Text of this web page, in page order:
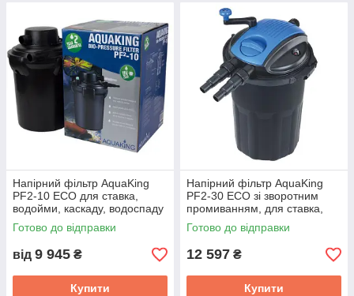
Напірний фільтр AquaKing
PF2-10 ECO для ставка,
водойми, каскаду, водоспаду
Готово до відправки
від 9 945 ₴
Купити
Напірний фільтр AquaKing
PF2-30 ECO зі зворотним
промиванням, для ставка,
водойми, каскаду, водоспаду
Готово до відправки
12 597 ₴
Купити